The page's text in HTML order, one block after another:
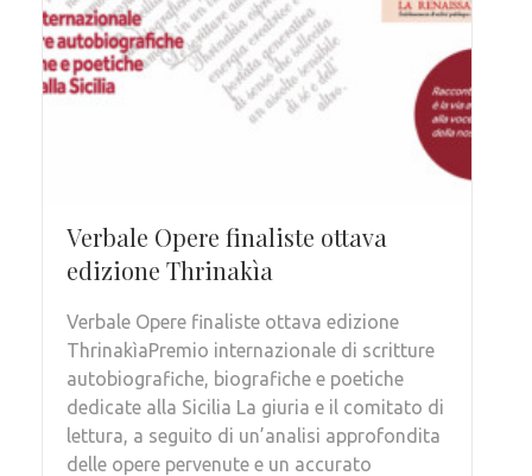
Verbale Opere finaliste ottava
edizione Thrinakìa
Verbale Opere finaliste ottava edizione
ThrinakìaPremio internazionale di scritture
autobiografiche, biografiche e poetiche
dedicate alla Sicilia La giuria e il comitato di
lettura, a seguito di un’analisi approfondita
delle opere pervenute e un accurato